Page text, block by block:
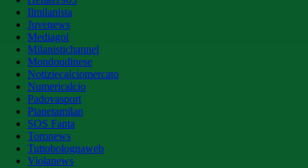
Ilmilanista
Juvenews
Mediagol
Milanistichannel
Mondoudinese
Notiziecalciomercato
Numericalcio
Padovasport
Pianetamilan
SOS Fanta
Toronews
Tuttobolognaweb
Violanews